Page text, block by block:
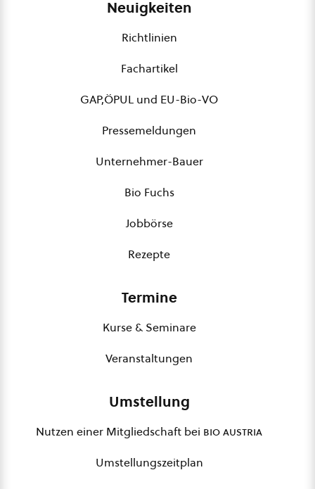
Neuigkeiten
Richtlinien
Fachartikel
GAP,ÖPUL und EU-Bio-VO
Pressemeldungen
Unternehmer-Bauer
Bio Fuchs
Jobbörse
Rezepte
Termine
Kurse & Seminare
Veranstaltungen
Umstellung
Nutzen einer Mitgliedschaft bei bio austria
Umstellungszeitplan